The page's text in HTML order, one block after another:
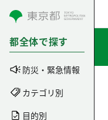
コンテンツにスキップ
都全体で探す
防災・緊急情報
カテゴリ別
目的別